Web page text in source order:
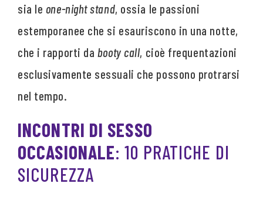
sia le one-night stand, ossia le passioni
estemporanee che si esauriscono in una notte,
che i rapporti da booty call, cioè frequentazioni
esclusivamente sessuali che possono protrarsi
nel tempo.
INCONTRI DI SESSO
OCCASIONALE: 10 PRATICHE DI
SICUREZZA